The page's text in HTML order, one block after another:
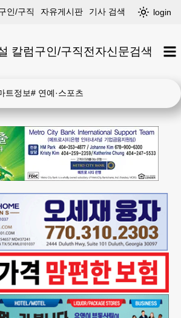
인/구직 자유게시판 기사 검색 login
칼럼구인/구직전자신문검색
트정보# 연예·스포츠